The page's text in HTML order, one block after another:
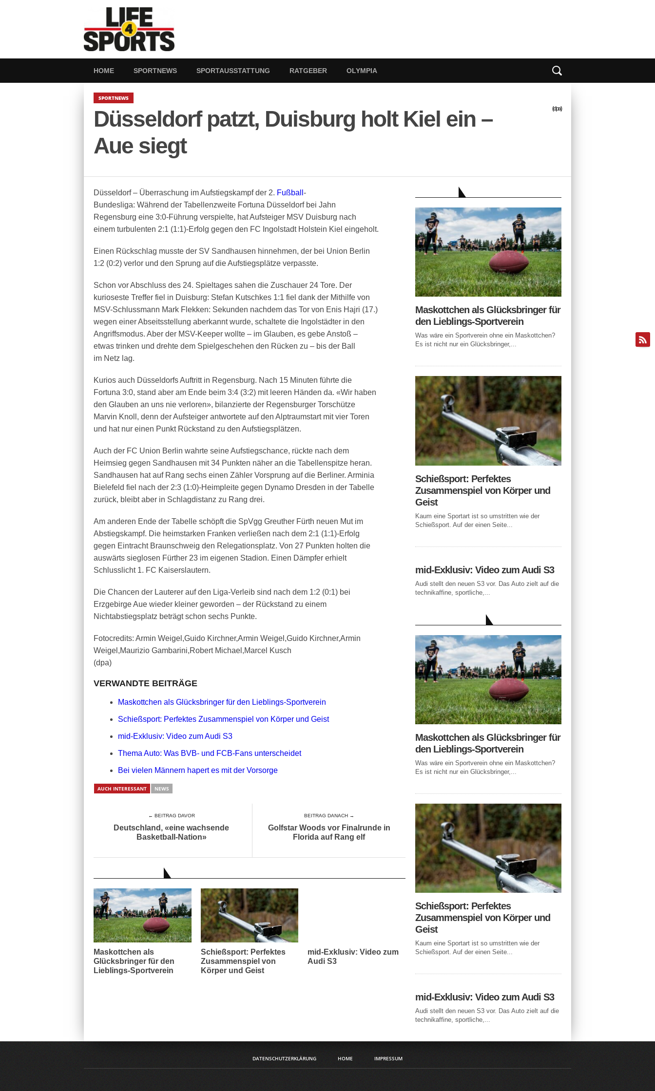
HOME SPORTNEWS SPORTAUSSTATTUNG RATGEBER OLYMPIA
SPORTNEWS
Düsseldorf patzt, Duisburg holt Kiel ein –
Aue siegt
(dpa)
Düsseldorf – Überraschung im Aufstiegskampf der 2. Fußball -
Bundesliga: Während der Tabellenzweite Fortuna Düsseldorf bei Jahn
Regensburg eine 3:0-Führung verspielte, hat Aufsteiger MSV Duisburg nach
einem turbulenten 2:1 (1:1)-Erfolg gegen den FC Ingolstadt Holstein Kiel eingeholt.
Einen Rückschlag musste der SV Sandhausen hinnehmen, der bei Union Berlin
1:2 (0:2) verlor und den Sprung auf die Aufstiegsplätze verpasste.
Schon vor Abschluss des 24. Spieltages sahen die Zuschauer 24 Tore. Der
kurioseste Treffer fiel in Duisburg: Stefan Kutschkes 1:1 fiel dank der Mithilfe von
MSV-Schlussmann Mark Flekken: Sekunden nachdem das Tor von Enis Hajri (17.)
wegen einer Abseitsstellung aberkannt wurde, schaltete die Ingolstädter in den
Angriffsmodus. Aber der MSV-Keeper wollte – im Glauben, es gebe Anstoß –
etwas trinken und drehte dem Spielgeschehen den Rücken zu – bis der Ball
im Netz lag.
Kurios auch Düsseldorfs Auftritt in Regensburg. Nach 15 Minuten führte die
Fortuna 3:0, stand aber am Ende beim 3:4 (3:2) mit leeren Händen da. «Wir haben
den Glauben an uns nie verloren», bilanzierte der Regensburger Torschütze
Marvin Knoll, denn der Aufsteiger antwortete auf den Alptraumstart mit vier Toren
und hat nur einen Punkt Rückstand zu den Aufstiegsplätzen.
Auch der FC Union Berlin wahrte seine Aufstiegschance, rückte nach dem
Heimsieg gegen Sandhausen mit 34 Punkten näher an die Tabellenspitze heran.
Sandhausen hat auf Rang sechs einen Zähler Vorsprung auf die Berliner. Arminia
Bielefeld fiel nach der 2:3 (1:0)-Heimpleite gegen Dynamo Dresden in der Tabelle
zurück, bleibt aber in Schlagdistanz zu Rang drei.
Am anderen Ende der Tabelle schöpft die SpVgg Greuther Fürth neuen Mut im
Abstiegskampf. Die heimstarken Franken verließen nach dem 2:1 (1:1)-Erfolg
gegen Eintracht Braunschweig den Relegationsplatz. Von 27 Punkten holten die
auswärts sieglosen Fürther 23 im eigenen Stadion. Einen Dämpfer erhielt
Schlusslicht 1. FC Kaiserslautern.
Die Chancen der Lauterer auf den Liga-Verleib sind nach dem 1:2 (0:1) bei
Erzgebirge Aue wieder kleiner geworden – der Rückstand zu einem
Nichtabstiegsplatz beträgt schon sechs Punkte.
Fotocredits: Armin Weigel,Guido Kirchner,Armin Weigel,Guido Kirchner,Armin
Weigel,Maurizio Gambarini,Robert Michael,Marcel Kusch
(dpa)
VERWANDTE BEITRÄGE
Maskottchen als Glücksbringer für den Lieblings-Sportverein
Schießsport: Perfektes Zusammenspiel von Körper und Geist
mid-Exklusiv: Video zum Audi S3
Thema Auto: Was BVB- und FCB-Fans unterscheidet
Bei vielen Männern hapert es mit der Vorsorge
AUCH INTERESSANT NEWS
← BEITRAG DAVOR
Deutschland, «eine wachsende
Basketball-Nation»
BEITRAG DANACH →
Golfstar Woods vor Finalrunde in
Florida auf Rang elf
Maskottchen als
Glücksbringer für den
Lieblings-Sportverein
Schießsport: Perfektes
Zusammenspiel von
Körper und Geist
mid-Exklusiv: Video zum
Audi S3
Maskottchen als Glücksbringer für
den Lieblings-Sportverein
Was wäre ein Sportverein ohne ein Maskottchen?
Es ist nicht nur ein Glücksbringer,...
Schießsport: Perfektes
Zusammenspiel von Körper und
Geist
Kaum eine Sportart ist so umstritten wie der
Schießsport. Auf der einen Seite...
mid-Exklusiv: Video zum Audi S3
Audi stellt den neuen S3 vor. Das Auto zielt auf die
technikaffine, sportliche,...
Maskottchen als Glücksbringer für
den Lieblings-Sportverein
Was wäre ein Sportverein ohne ein Maskottchen?
Es ist nicht nur ein Glücksbringer,...
Schießsport: Perfektes
Zusammenspiel von Körper und
Geist
Kaum eine Sportart ist so umstritten wie der
Schießsport. Auf der einen Seite...
mid-Exklusiv: Video zum Audi S3
Audi stellt den neuen S3 vor. Das Auto zielt auf die
technikaffine, sportliche,...
DATENSCHUTZERKLÄRUNG HOME IMPRESSUM